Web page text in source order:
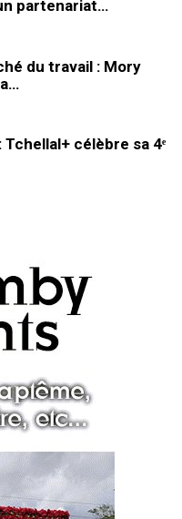
partenariat…
du travail : Mory
célèbre sa 4ᵉ